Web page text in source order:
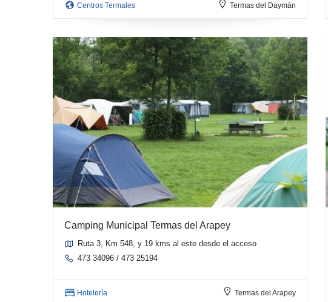
Centros Termales Termas del Daymán
Camping Municipal Termas del Arapey
Ruta 3, Km 548, y 19 kms al este desde el acceso
473 34096 / 473 25194
Hotelería Termas del Arapey